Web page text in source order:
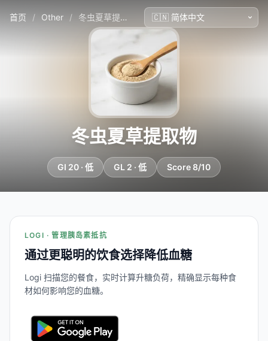
首页 / Other / 冬虫夏草提取物
冬虫夏草提取物
GI 20 · 低 GL 2 · 低 Score 8/10
LOGI · 管理胰岛素抵抗
通过更聪明的饮食选择降低血糖
Logi 扫描您的餐食，实时计算升糖负荷，精确显示每种食
材如何影响您的血糖。